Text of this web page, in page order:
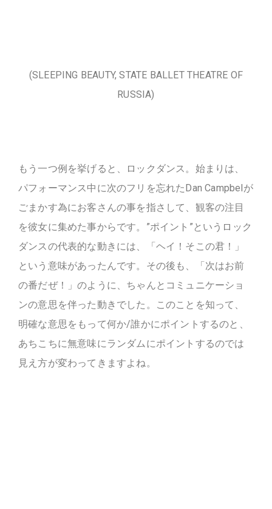
(SLEEPING BEAUTY, STATE BALLET THEATRE OF
RUSSIA)
もう一つ例を挙げると、ロックダンス。始まりは、
パフォーマンス中に次のフリを忘れたDan Campbelが
ごまかす為にお客さんの事を指さして、観客の注目
を彼女に集めた事からです。”ポイント”というロック
ダンスの代表的な動きには、「ヘイ！そこの君！」
という意味があったんです。その後も、「次はお前
の番だぜ！」のように、ちゃんとコミュニケーショ
ンの意思を伴った動きでした。このことを知って、
明確な意思をもって何か/誰かにポイントするのと、
あちこちに無意味にランダムにポイントするのでは
見え方が変わってきますよね。